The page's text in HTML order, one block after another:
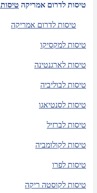
טיסות לדרום אמריקה
טיסות לדרום אמריקה
טיסות למקסיקו
טיסות לארגנטינה
טיסות לבוליביה
טיסות לסנטיאגו
טיסות לברזיל
טיסות לקולומביה
טיסות לפרו
טיסות לקוסטה ריקה